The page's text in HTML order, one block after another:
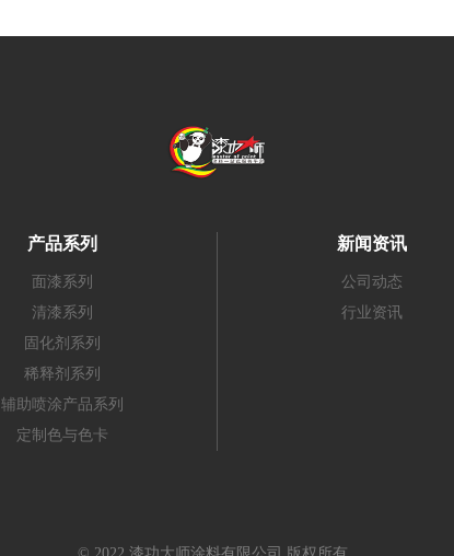
产品系列
面漆系列
清漆系列
固化剂系列
稀释剂系列
辅助喷涂产品系列
定制色与色卡
新闻资讯
公司动态
行业资讯